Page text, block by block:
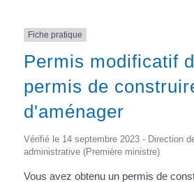
Fiche pratique
Permis modificatif
permis de
d'aménager
Vérifié le 14 septembre 2023 - Direction
administrative (Première ministre)
Vous avez obtenu un permis de